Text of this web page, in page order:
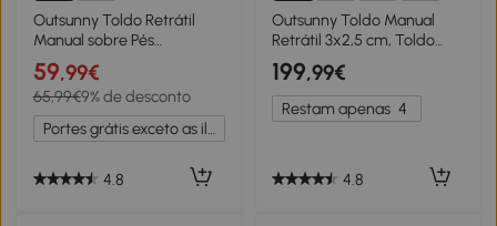
Outsunny Toldo Retrátil
Manual sobre Pés
Comprimento Ajustável
Manivela Instalação sem
Perfuração Metal Alumínio
Poliéster Cinza Escuro
59,99€
65,99€9% de desconto
Portes grátis exceto as ilhas
4.8
1+
Outsunny Toldo Manual
Retrátil 3x2,5 cm, Toldo
Exterior para Terraço com
Ângulo Ajustável, Braço
Articulado, Montagem na
Parede, Estrutura de
Cinza
199,99€
Restam apenas 4
4.8